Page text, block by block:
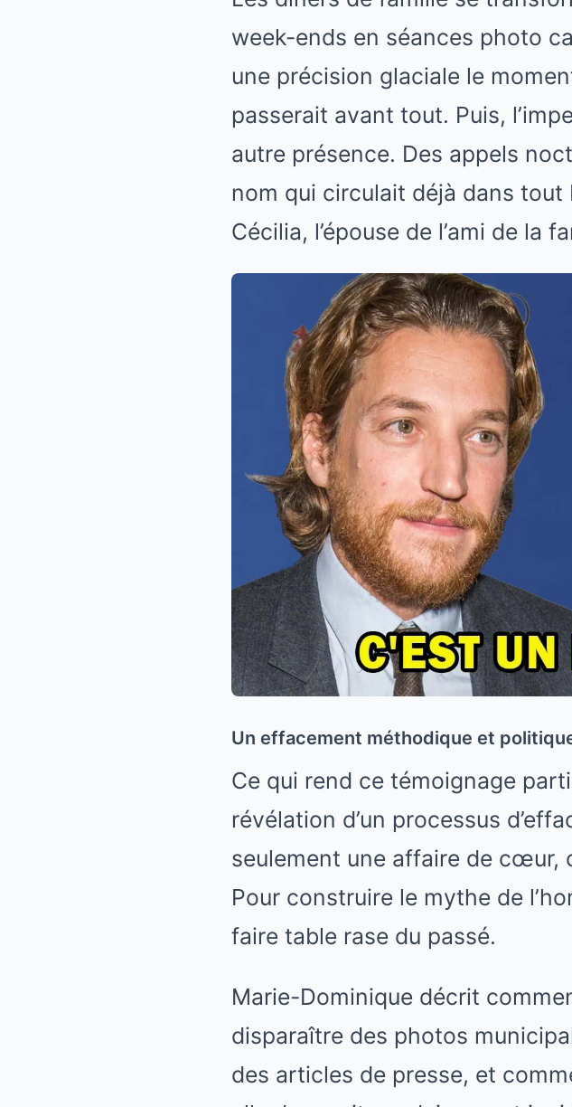
week-ends en séances photo
une précision glaciale le
passerait avant tout. Puis,
autre présence. Des appels
nom qui circulait déjà dans
Cécilia, l’épouse de l’ami de la
Un effacement méthodique et
Ce qui rend ce témoignage
révélation d’un processus
seulement une affaire de cœur,
Pour construire le mythe de
faire table rase du passé.
Marie-Dominique décrit
disparaître des photos
des articles de presse, et